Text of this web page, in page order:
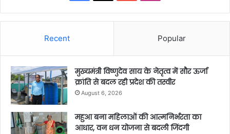
Recent Popular
मुख्यमंत्री विष्णुदेव साय के नेतृत्व में सौर ऊर्जा
क्रांति से बदल रही प्रदेश की तस्वीर
August 6, 2026
महुआ बना महिलाओं की आत्मनिर्भरता का
आधार, वन धन योजना से बदली जिंदगी